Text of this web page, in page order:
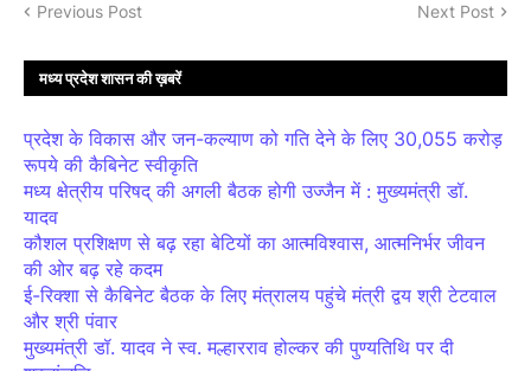
Previous Post Next Post
मध्य प्रदेश शासन की ख़बरें
प्रदेश के विकास और जन-कल्याण को गति देने के लिए 30,055 करोड़
रूपये की कैबिनेट स्वीकृति
मध्य क्षेत्रीय परिषद् की अगली बैठक होगी उज्जैन में : मुख्यमंत्री डॉ.
यादव
कौशल प्रशिक्षण से बढ़ रहा बेटियों का आत्मविश्वास, आत्मनिर्भर जीवन
की ओर बढ़ रहे कदम
ई-रिक्शा से कैबिनेट बैठक के लिए मंत्रालय पहुंचे मंत्री द्वय श्री टेटवाल
और श्री पंवार
मुख्यमंत्री डॉ. यादव ने स्व. मल्हारराव होल्कर की पुण्यतिथि पर दी